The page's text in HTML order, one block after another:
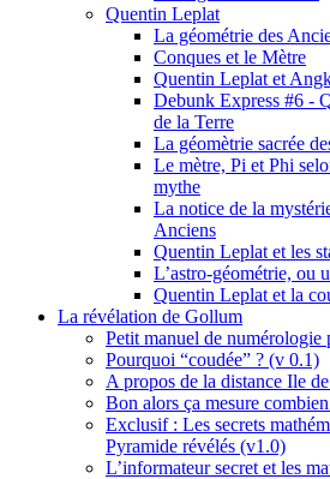
Quentin Leplat
La géométrie des
Conques et le Mètre
Quentin Leplat et
Debunk Express #6 -
de la Terre
La géomètrie sacrée
Le mètre, Pi et Phi
mythe
La notice de la
Anciens
Quentin Leplat et les
L’astro-géométrie, ou
Quentin Leplat et la
La révélation de Gollum
Petit manuel de numérologie
Pourquoi “coudée” ? (v 0.1)
A propos de la distance Ile
Bon alors ça mesure
Exclusif : Les secrets
Pyramide révélés (v1.0)
L’informateur secret et les